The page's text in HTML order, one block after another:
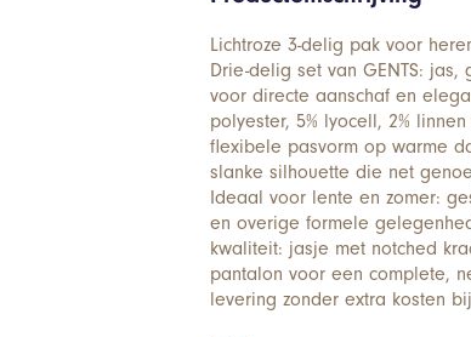
Lichtroze 3-delig pak voor
Drie-delig set van GENTS:
voor directe aanschaf en
polyester, 5% lyocell, 2%
flexibele pasvorm op warme
slanke silhouette die net
Ideaal voor lente en zomer:
en overige formele
kwaliteit: jasje met notched
pantalon voor een complete,
levering zonder extra kosten